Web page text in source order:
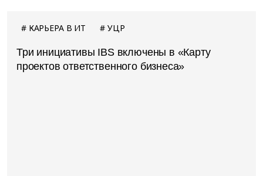
КАРЬЕРА В ИТ УЦР
Три инициативы IBS включены в «Карту
проектов ответственного бизнеса»